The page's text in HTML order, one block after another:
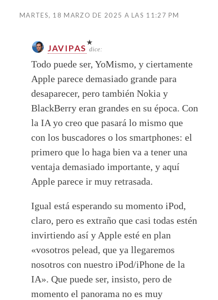
MARTES, 18 MARZO DE 2025 A LAS 11:27 PM
JAVIPAS dice:
Todo puede ser, YoMismo, y ciertamente
Apple parece demasiado grande para
desaparecer, pero también Nokia y
BlackBerry eran grandes en su época. Con
la IA yo creo que pasará lo mismo que
con los buscadores o los smartphones: el
primero que lo haga bien va a tener una
ventaja demasiado importante, y aquí
Apple parece ir muy retrasada.
Igual está esperando su momento iPod,
claro, pero es extraño que casi todas estén
invirtiendo así y Apple esté en plan
«vosotros pelead, que ya llegaremos
nosotros con nuestro iPod/iPhone de la
IA». Que puede ser, insisto, pero de
momento el panorama no es muy